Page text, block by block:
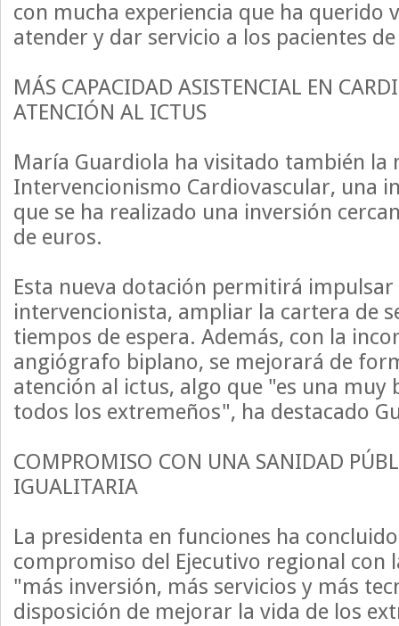
con mucha experiencia que ha querido
atender y dar servicio a los pacientes
MÁS CAPACIDAD ASISTENCIAL EN
ATENCIÓN AL ICTUS
María Guardiola ha visitado también la
Intervencionismo Cardiovascular, una
que se ha realizado una inversión
de euros.
Esta nueva dotación permitirá
intervencionista, ampliar la cartera de
tiempos de espera. Además, con la
angiógrafo biplano, se mejorará de
atención al ictus, algo que "es una muy
todos los extremeños", ha destacado
COMPROMISO CON UNA SANIDAD
IGUALITARIA
La presidenta en funciones ha
compromiso del Ejecutivo regional con
"más inversión, más servicios y más
disposición de mejorar la vida de los